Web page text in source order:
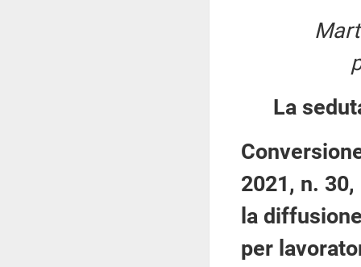
La
2021, n.
la
per